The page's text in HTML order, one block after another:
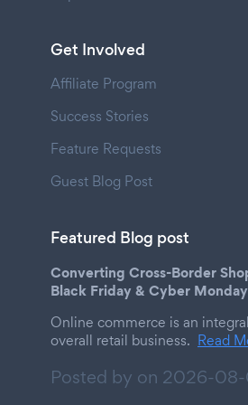
Get Involved
Affiliate Program
Success Stories
Feature Requests
Guest Blog Post
Featured Blog post
Converting Cross-Border
Black Friday & Cyber Monday
Online commerce is an
overall retail business. Read
Posted by on 2026-